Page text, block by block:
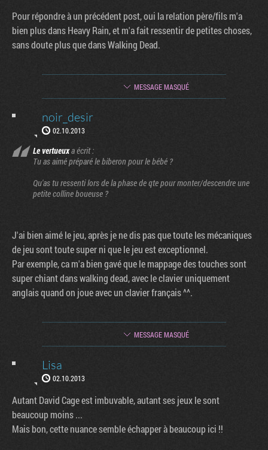
Pour répondre à un précédent post, oui la relation père/fils m'a
bien plus dans Heavy Rain, et m'a fait ressentir de petites choses,
sans doute plus que dans Walking Dead.
MESSAGE MASQUÉ
noir_desir
02.10.2013
Le vertueuxa écrit :
Tu as aimé préparé le biberon pour le bébé ?
Qu'as tu ressenti lors de la phase de qte pour monter/descendre une
petite colline boueuse ?
J'ai bien aimé le jeu, après je ne dis pas que toute les mécaniques
de jeu sont toute super ni que le jeu est exceptionnel.
Par exemple, ca m'a bien gavé que le mappage des touches sont
super chiant dans walking dead, avec le clavier uniquement
anglais quand on joue avec un clavier français ^^.
MESSAGE MASQUÉ
Lisa
02.10.2013
Autant David Cage est imbuvable, autant ses jeux le sont
beaucoup moins ...
Mais bon, cette nuance semble échapper à beaucoup ici !!